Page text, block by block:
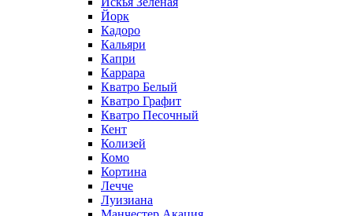
Йорк
Кадоро
Кальяри
Капри
Каррара
Кватро Белый
Кватро Графит
Кватро Песочный
Кент
Колизей
Комо
Кортина
Лечче
Луизиана